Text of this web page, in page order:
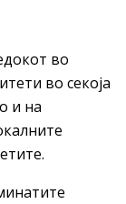
во
во секоја
и на